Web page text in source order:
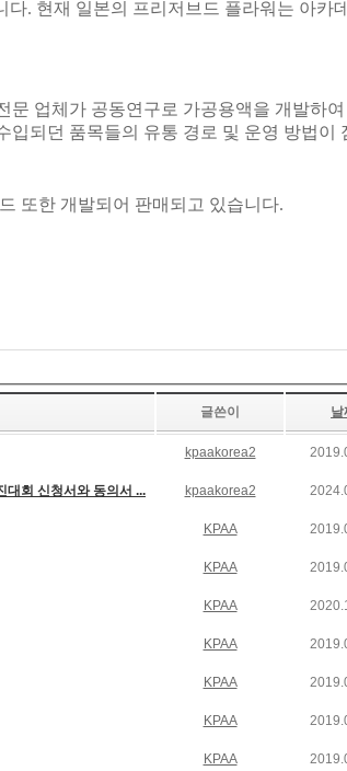
. 현재 일본의 프리저브드 플라워는 아카
문 업체가 공동연구로 가공용액을 개발하
입되던 품목들의 유통 경로 및 운영 방법이
또한 개발되어 판매되고 있습니다.
글쓴이 날
kpaakorea2
진대회 신청서와 동의서 ... kpaakorea2
KPAA
KPAA
KPAA
KPAA
KPAA
KPAA
KPAA